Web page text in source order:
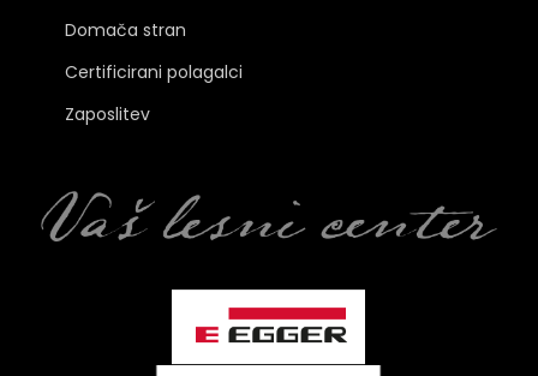
Domača stran
Certificirani polagalci
Zaposlitev